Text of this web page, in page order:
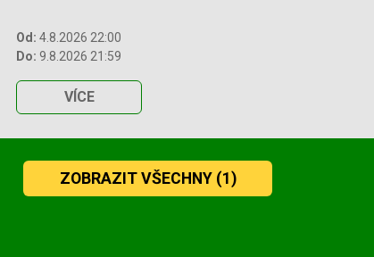
Od: 4.8.2026 22:00
Do: 9.8.2026 21:59
VÍCE
ZOBRAZIT VŠECHNY(1)